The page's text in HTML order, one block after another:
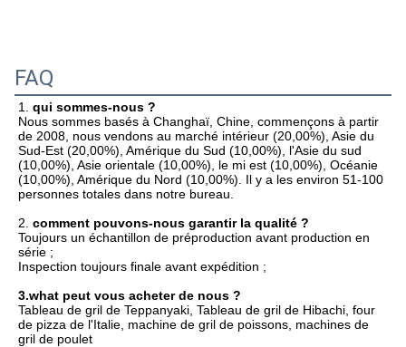
FAQ
1. qui sommes-nous ?
Nous sommes basés à Changhaï, Chine, commençons à partir
de 2008, nous vendons au marché intérieur (20,00%), Asie du
Sud-Est (20,00%), Amérique du Sud (10,00%), l'Asie du sud
(10,00%), Asie orientale (10,00%), le mi est (10,00%), Océanie
(10,00%), Amérique du Nord (10,00%). Il y a les environ 51-100
personnes totales dans notre bureau.
2. comment pouvons-nous garantir la qualité ?
Toujours un échantillon de préproduction avant production en
série ;
Inspection toujours finale avant expédition ;
3.what peut vous acheter de nous ?
Tableau de gril de Teppanyaki, Tableau de gril de Hibachi, four
de pizza de l'Italie, machine de gril de poissons, machines de
gril de poulet